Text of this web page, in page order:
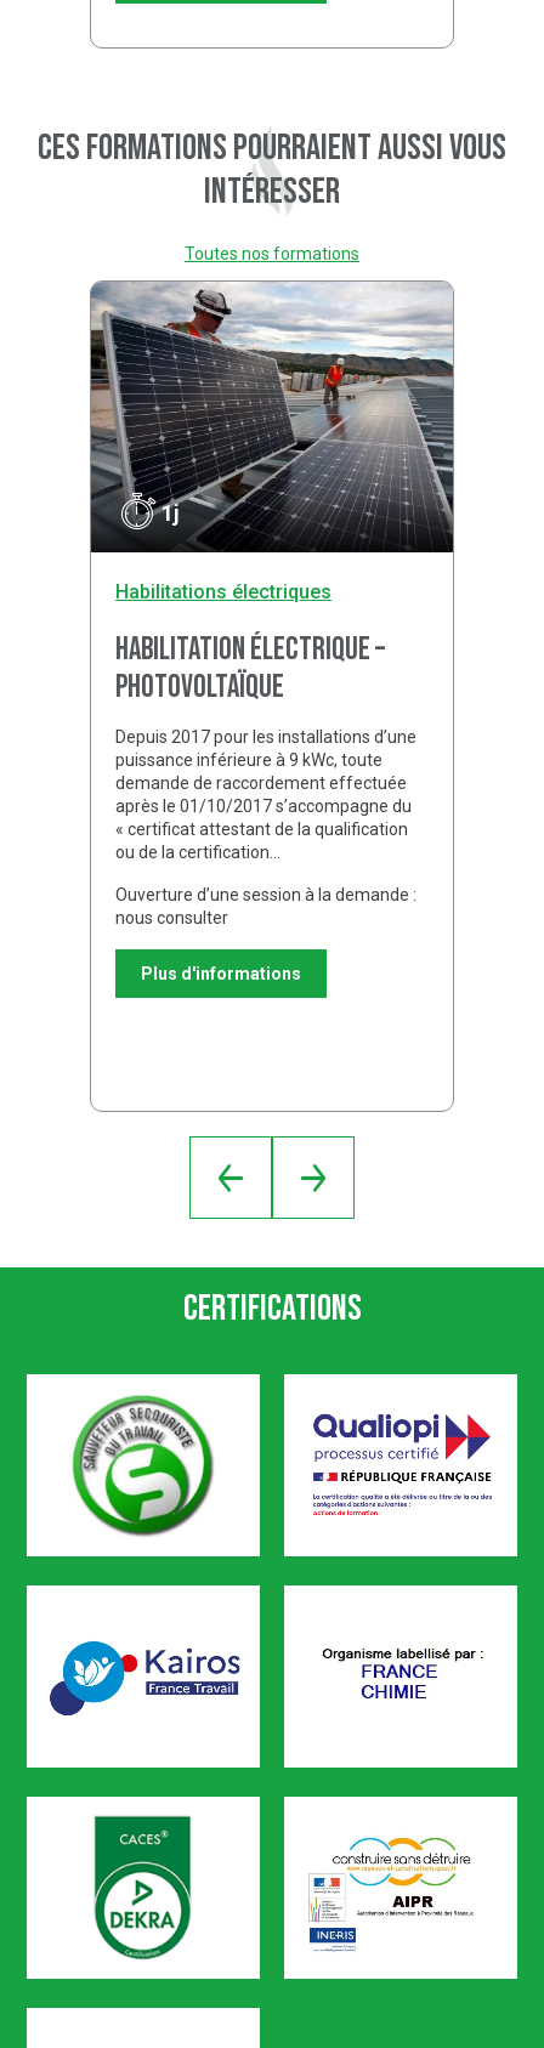
Ces formations pourraient aussi vous
intéresser
Toutes nos formations
1j
Habilitations électriques
Habilitation électrique –
Photovoltaïque
Depuis 2017 pour les installations d’une
puissance inférieure à 9 kWc, toute
demande de raccordement effectuée
après le 01/10/2017 s’accompagne du
« certificat attestant de la qualification
ou de la certification…
Ouverture d’une session à la demande :
nous consulter
Plus d'informations
Certifications
SST Qualiopi
KAIROS FRANCE CHIMIE
CACES AIPR